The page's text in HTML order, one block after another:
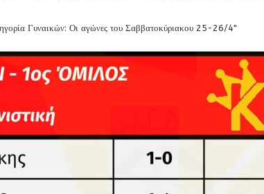
Γυναικών: Οι αγώνες του Σαββατοκύριακου 25-26/4"